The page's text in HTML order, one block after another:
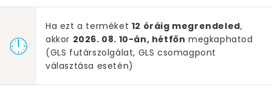
Ha ezt a terméket 12 óráig megrendeled,
akkor 2026. 08. 10-án, hétfőn megkaphatod
(GLS futárszolgálat, GLS csomagpont
választása esetén)